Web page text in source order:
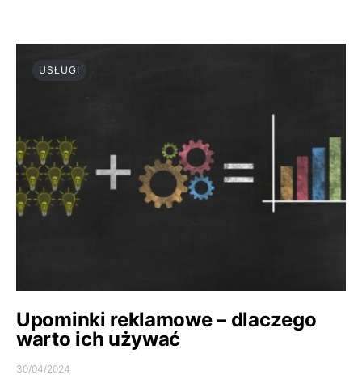
USŁUGI
Upominki reklamowe – dlaczego
warto ich używać
30/04/2024